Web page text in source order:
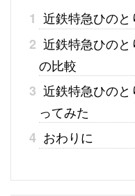
1 近鉄特急ひのと
2 近鉄特急ひのと
の比較
3 近鉄特急ひの
ってみた
4 おわりに